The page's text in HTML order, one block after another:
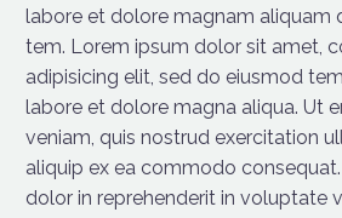
labore et dolore magnam aliquam
tem. Lorem ipsum dolor sit amet,
adipisicing elit, sed do eiusmod
labore et dolore magna aliqua. Ut
veniam, quis nostrud exercitation
aliquip ex ea commodo
dolor in reprehenderit in voluptate